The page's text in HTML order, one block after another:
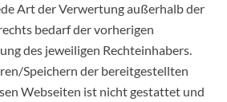
Art der Verwertung außerhalb der
bedarf der vorherigen
des jeweiligen Rechteinhabers.
Speichern der bereitgestellten
Webseiten ist nicht gestattet und